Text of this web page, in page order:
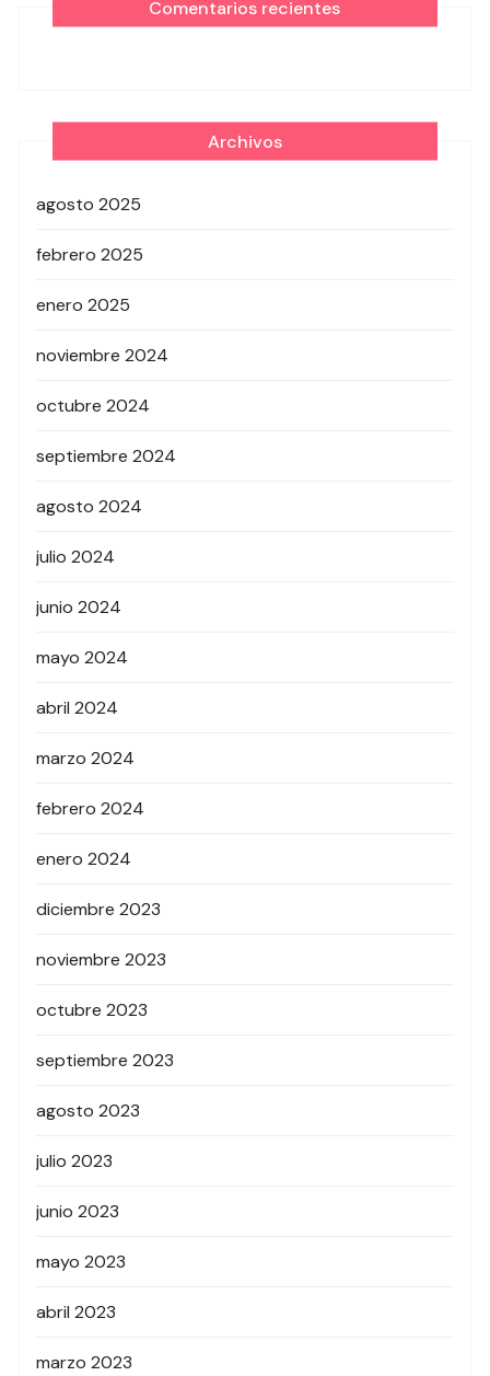
Comentarios recientes
Archivos
agosto 2025
febrero 2025
enero 2025
noviembre 2024
octubre 2024
septiembre 2024
agosto 2024
julio 2024
junio 2024
mayo 2024
abril 2024
marzo 2024
febrero 2024
enero 2024
diciembre 2023
noviembre 2023
octubre 2023
septiembre 2023
agosto 2023
julio 2023
junio 2023
mayo 2023
abril 2023
marzo 2023